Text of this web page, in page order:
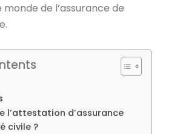
de l’assurance de
l’attestation d’assurance
civile ?